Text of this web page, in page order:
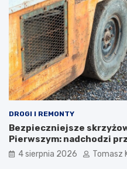
DROGI I REMONTY
Bezpieczniejsze
Pierwszym: nadchodzi
4 sierpnia 2026 Tomasz